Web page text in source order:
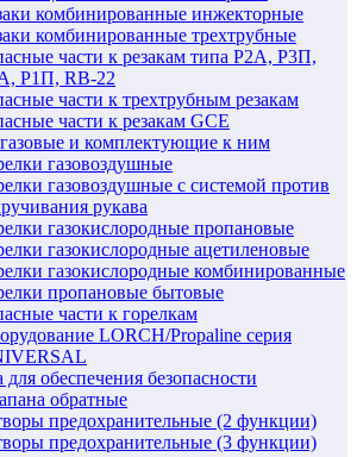
комбинированные инжекторные
комбинированные трехтрубные
части к резакам типа Р2А, Р3П,
Р1П, RB-22
части к трехтрубным резакам
части к резакам GCE
и комплектующие к ним
газовоздушные
газовоздушные с системой против
рукава
газокислородные пропановые
газокислородные ацетиленовые
газокислородные комбинированные
пропановые бытовые
части к горелкам
LORCH/Propaline серия
для обеспечения безопасности
обратные
предохранительные (2 функции)
предохранительные (3 функции)